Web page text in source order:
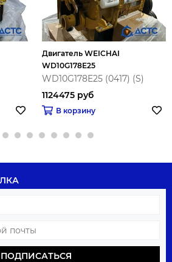
Двигатель WEICHAI
WD10G178E25
WD10G178E25 (0417) (S)
1124475 руб
В корзину
ПОДПИСАТЬСЯ